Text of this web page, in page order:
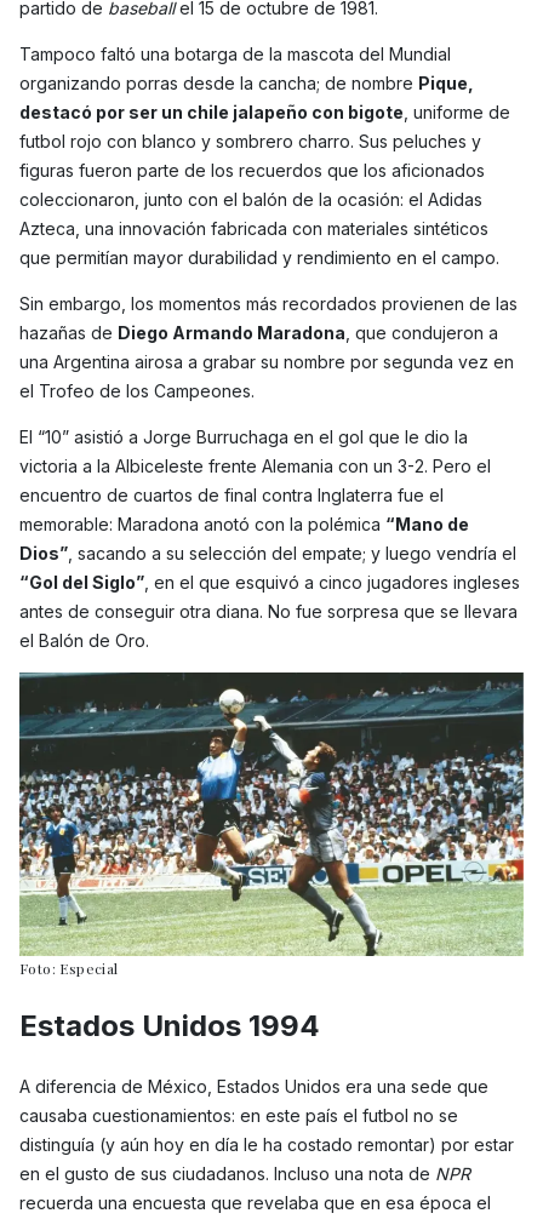
partido de baseballel 15 de octubre de 1981.
Tampoco faltó una botarga de la mascota del Mundial
organizando porras desde la cancha; de nombre Pique,
destacó por ser un chile jalapeño con bigote , uniforme de
futbol rojo con blanco y sombrero charro. Sus peluches y
figuras fueron parte de los recuerdos que los aficionados
coleccionaron, junto con el balón de la ocasión: el Adidas
Azteca, una innovación fabricada con materiales sintéticos
que permitían mayor durabilidad y rendimiento en el campo.
Sin embargo, los momentos más recordados provienen de las
hazañas de Diego Armando Maradona , que condujeron a
una Argentina airosa a grabar su nombre por segunda vez en
el Trofeo de los Campeones.
El “10” asistió a Jorge Burruchaga en el gol que le dio la
victoria a la Albiceleste frente Alemania con un 3-2. Pero el
encuentro de cuartos de final contra Inglaterra fue el
memorable: Maradona anotó con la polémica “Mano de
Dios” , sacando a su selección del empate; y luego vendría el
“Gol del Siglo” , en el que esquivó a cinco jugadores ingleses
antes de conseguir otra diana. No fue sorpresa que se llevara
el Balón de Oro.
Foto: Especial
Estados Unidos 1994
A diferencia de México, Estados Unidos era una sede que
causaba cuestionamientos: en este país el futbol no se
distinguía (y aún hoy en día le ha costado remontar) por estar
en el gusto de sus ciudadanos. Incluso una nota de NPR
recuerda una encuesta que revelaba que en esa época el